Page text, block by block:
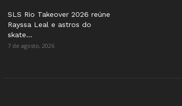
SLS Rio Takeover 2026 reúne
Rayssa Leal e astros do
skate...
7 de agosto, 2026